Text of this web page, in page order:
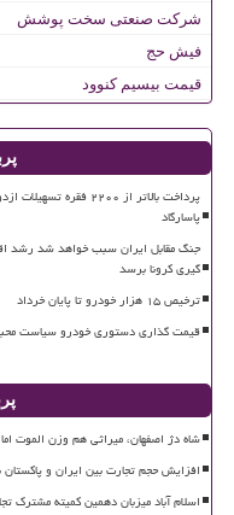
شرکت صنعتی سخت پوشش
فیش حج
قیمت بیسیم کنوود
پاسارگاد
جنگ مقابل ایران سبب خواهد شد رشد
گیری کرونا برسد
ترخیص ۱۵ هزار خودرو تا پایان خرداد
قیمت گذاری دستوری خودرو سیاست
شاه دژ اصفهان، میراثی هم وزن الموت
افزایش حجم تجارت بین ایران و پاکستان به رقم ۱۰
اسلام آباد میزبان دهمین کمیته مشترک